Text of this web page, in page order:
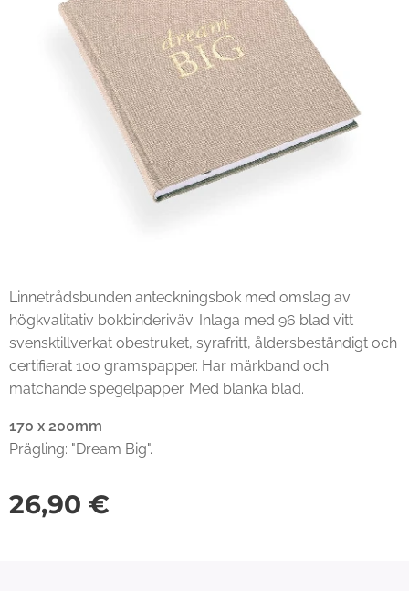
Linnetrådsbunden anteckningsbok med omslag av
högkvalitativ bokbinderiväv. Inlaga med 96 blad vitt
svensktillverkat obestruket, syrafritt, åldersbeständigt och
certifierat 100 gramspapper. Har märkband och
matchande spegelpapper. Med blanka blad.
170 x 200mm
Prägling: "Dream Big".
26,90 €